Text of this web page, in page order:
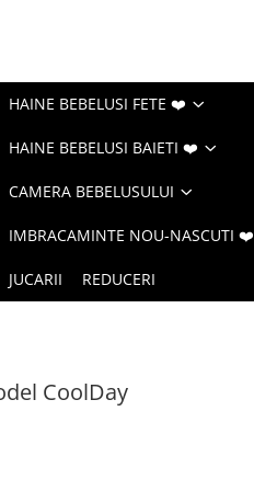
HAINE BEBELUSI FETE ❤️
HAINE BEBELUSI BAIETI ❤️
CAMERA BEBELUSULUI
IMBRACAMINTE NOU-NASCUTI ❤️
JUCARII REDUCERI
CoolDay